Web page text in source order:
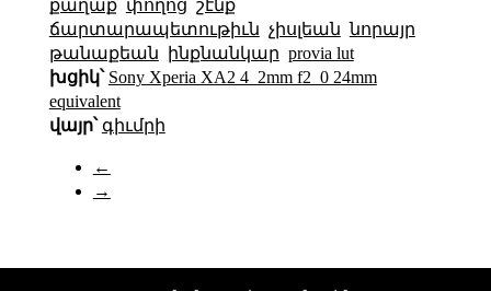
քաղաք փողոց շէնք
ճարտարապետութիւն չիսլեան նորայր
թանաքեան
ինքնանկար provia lut
խցիկ՝ Sony Xperia XA2 4_2mm f2_0 24mm
equivalent
վայր՝ գիւմրի
←
→